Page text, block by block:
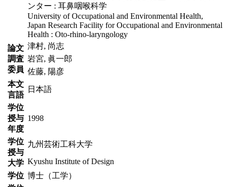
ンター : 耳鼻咽喉科学
University of Occupational and Environmental Health,
Japan Research Facility for Occupational and Environmental
Health : Oto-rhino-laryngology
論文
調査
委員
津村, 尚志
岩宮, 眞一郎
佐藤, 陽彦
本文
言語
日本語
学位
授与
年度
1998
学位
授与
大学
九州芸術工科大学
Kyushu Institute of Design
学位 博士（工学）